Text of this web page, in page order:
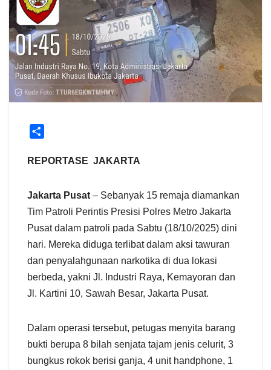
a
REPORTASE JAKARTA
Jakarta Pusat – Sebanyak 15 remaja diamankan
Tim Patroli Perintis Presisi Polres Metro Jakarta
Pusat dalam patroli pada Sabtu (18/10/2025) dini
hari. Mereka diduga terlibat dalam aksi tawuran
dan penyalahgunaan narkotika di dua lokasi
berbeda, yakni Jl. Industri Raya, Kemayoran dan
Jl. Kartini 10, Sawah Besar, Jakarta Pusat.
Dalam operasi tersebut, petugas menyita barang
bukti berupa 8 bilah senjata tajam jenis celurit, 3
bungkus rokok berisi ganja, 4 unit handphone, 1